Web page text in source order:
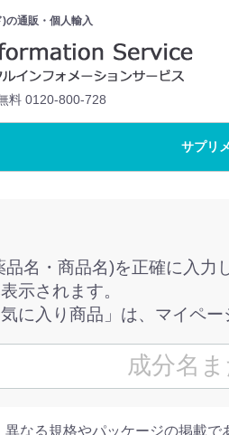
の通販・個人輸入
料 0120-800-728
サプリ
名・商品名)を正確に入力
示されます。
に入り商品」は、マイペー
なる規格やパッケージの掲載で